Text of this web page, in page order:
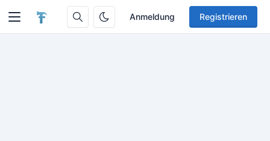
Anmeldung Registrieren